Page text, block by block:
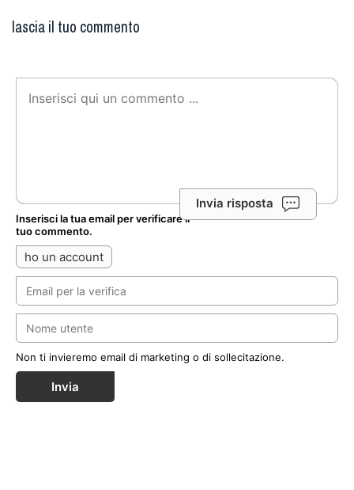
lascia il tuo commento
Invia risposta
Inserisci la tua email per verificare il
tuo commento.
ho un account
Non ti invieremo email di marketing o di sollecitazione.
Invia